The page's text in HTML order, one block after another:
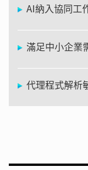
AI納入協同
滿足中小企業
代理程式解